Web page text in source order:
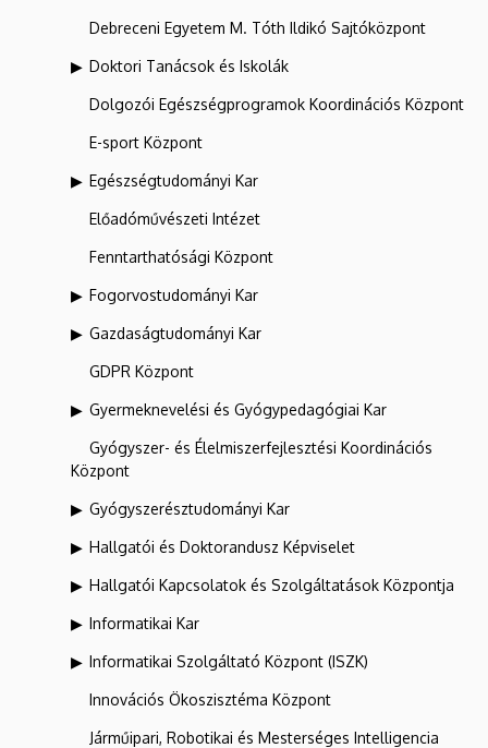
Debreceni Egyetem M. Tóth Ildikó Sajtóközpont
Doktori Tanácsok és Iskolák
Dolgozói Egészségprogramok Koordinációs Központ
E-sport Központ
Egészségtudományi Kar
Előadóművészeti Intézet
Fenntarthatósági Központ
Fogorvostudományi Kar
Gazdaságtudományi Kar
GDPR Központ
Gyermeknevelési és Gyógypedagógiai Kar
Gyógyszer- és Élelmiszerfejlesztési Koordinációs
Központ
Gyógyszerésztudományi Kar
Hallgatói és Doktorandusz Képviselet
Hallgatói Kapcsolatok és Szolgáltatások Központja
Informatikai Kar
Informatikai Szolgáltató Központ (ISZK)
Innovációs Ökoszisztéma Központ
Járműipari, Robotikai és Mesterséges Intelligencia